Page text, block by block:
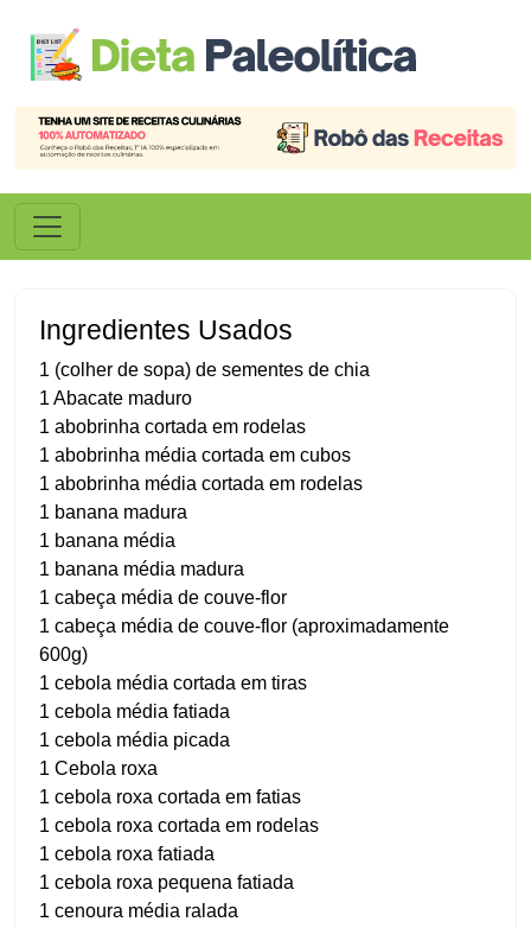
Ingredientes Usados
1 (colher de sopa) de sementes de chia
1 Abacate maduro
1 abobrinha cortada em rodelas
1 abobrinha média cortada em cubos
1 abobrinha média cortada em rodelas
1 banana madura
1 banana média
1 banana média madura
1 cabeça média de couve-flor
1 cabeça média de couve-flor (aproximadamente
600g)
1 cebola média cortada em tiras
1 cebola média fatiada
1 cebola média picada
1 Cebola roxa
1 cebola roxa cortada em fatias
1 cebola roxa cortada em rodelas
1 cebola roxa fatiada
1 cebola roxa pequena fatiada
1 cenoura média ralada